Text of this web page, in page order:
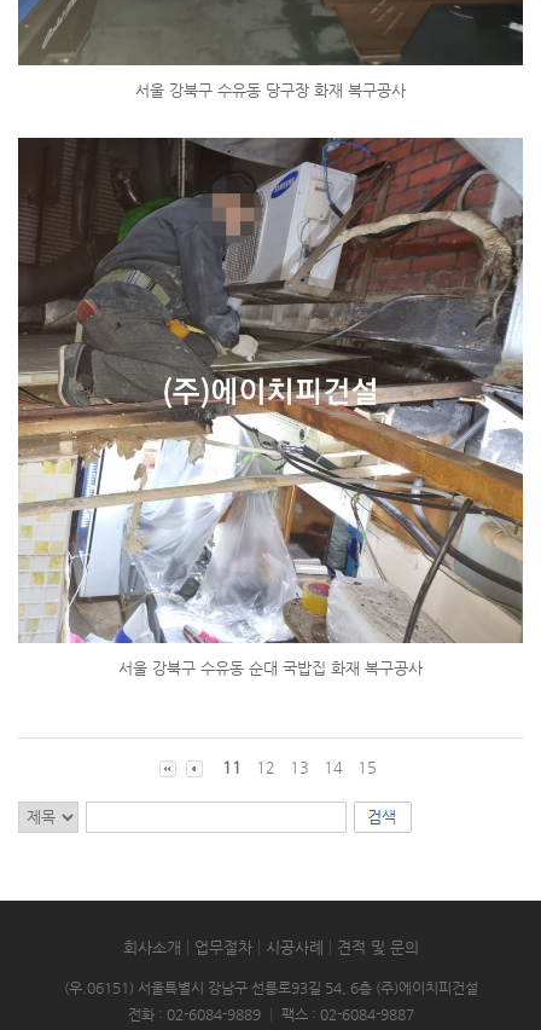
서울 강북구 수유동 당구장 화재 복구공사
서울 강북구 수유동 순대 국밥집 화재 복구공사
11 12 13 14 15
회사소개 업무절차 시공사례 견적 및 문의
(우.06151) 서울특별시 강남구 선릉로93길 54, 6층 (주)에이치피건설
전화 : 02-6084-9889
팩스 : 02-6084-9887